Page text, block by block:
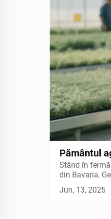
Pământul
Cum
Stând în
din Bavaria,
condensează
această
Jun, 13, 2025